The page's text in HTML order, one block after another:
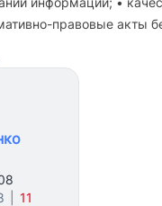
правовые акты
11